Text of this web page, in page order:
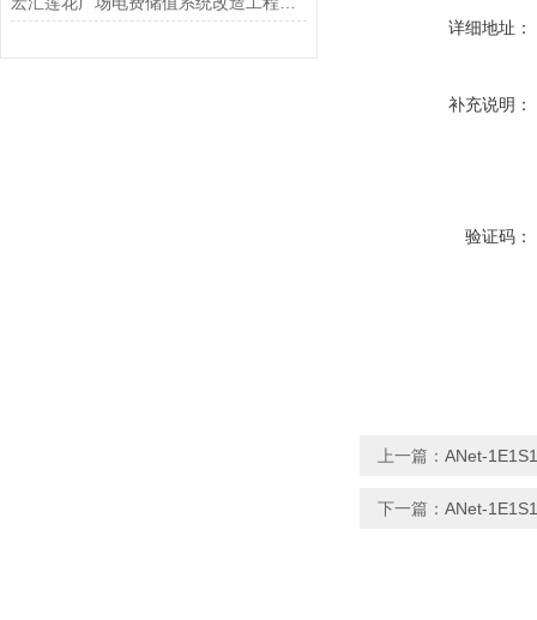
详细地址：
补充说明：
验证码：
上一篇： ANet-
下一篇： ANet-